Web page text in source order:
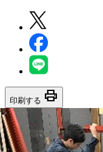
印刷する print